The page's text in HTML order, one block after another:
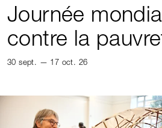
Journée
contre la
30 sept. — 17 oct. 26